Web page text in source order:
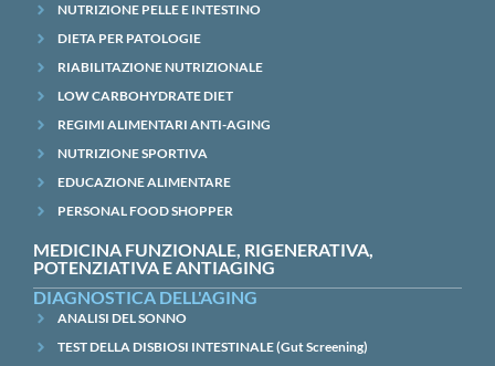
NUTRIZIONE PELLE E INTESTINO
DIETA PER PATOLOGIE
RIABILITAZIONE NUTRIZIONALE
LOW CARBOHYDRATE DIET
REGIMI ALIMENTARI ANTI-AGING
NUTRIZIONE SPORTIVA
EDUCAZIONE ALIMENTARE
PERSONAL FOOD SHOPPER
MEDICINA FUNZIONALE, RIGENERATIVA,
POTENZIATIVA E ANTIAGING
DIAGNOSTICA DELL'AGING
ANALISI DEL SONNO
TEST DELLA DISBIOSI INTESTINALE (Gut Screening)